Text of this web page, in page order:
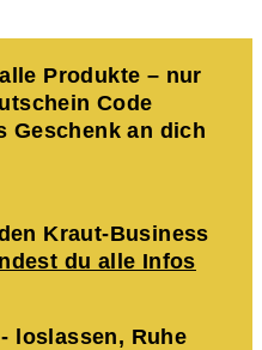
Produkte – nur
Code
Geschenk an dich
Kraut-Business
du alle Infos
loslassen, Ruhe